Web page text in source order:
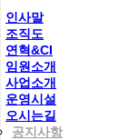
인사말
조직도
연혁&CI
임원소개
사업소개
운영시설
오시는길
공지사항